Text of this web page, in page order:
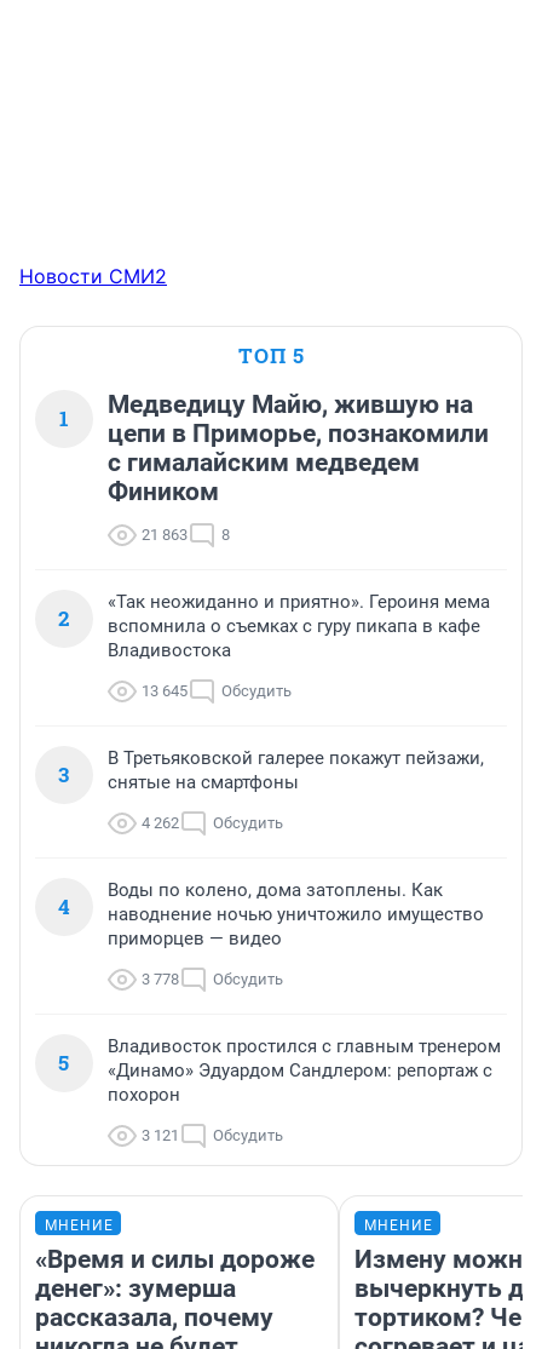
Новости СМИ2
ТОП 5
1
Медведицу Майю, жившую на
цепи в Приморье, познакомили
с гималайским медведем
Фиником
21 863 8
2
«Так неожиданно и приятно». Героиня мема
вспомнила о съемках с гуру пикапа в кафе
Владивостока
13 645 Обсудить
3
В Третьяковской галерее покажут пейзажи,
снятые на смартфоны
4 262 Обсудить
4
Воды по колено, дома затоплены. Как
наводнение ночью уничтожило имущество
приморцев — видео
3 778 Обсудить
5
Владивосток простился с главным тренером
«Динамо» Эдуардом Сандлером: репортаж с
похорон
3 121 Обсудить
МНЕНИЕ
«Время и силы дороже
денег»: зумерша
рассказала, почему
МНЕНИЕ
Измену можно
вычеркнуть
тортиком? Чем